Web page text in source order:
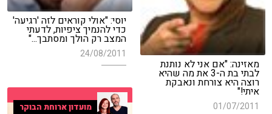
יוסי: "אולי קוראים לזה 'רגיעה'
כדי להנמיך ציפיות, לדעתי
המצב רק הולך ומסתבך..."
24/08/2011
מאזינה: "אם אני לא נותנת
לבתי בת ה-3 את מה שהיא
רוצה היא צורחת ונאבקת
איתי!"
01/07/2011 מועדון ארוחת הבוקר